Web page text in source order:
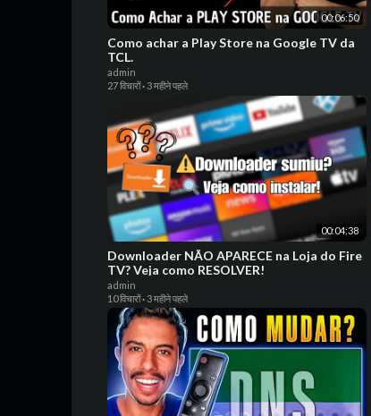
00:06:50
Como achar a Play Store na Google TV da
TCL.
admin
27 विचारों· 3 महीने पहले
00:04:38
Downloader NÃO APARECE na Loja do Fire
TV? Veja como RESOLVER!
admin
10 विचारों· 3 महीने पहले